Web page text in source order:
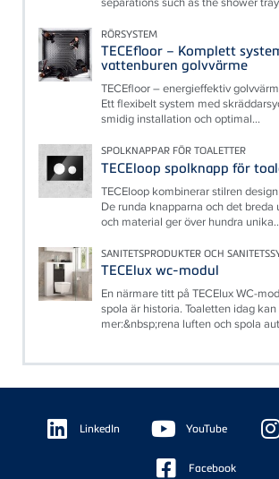
RÖRSYSTEM
TECEfloor – Komplett
vattenburen golvvärme
TECEfloor – energieffektiv
Ett flexibelt system med
smidig installation och optimal...
SPOLKNAPPAR FÖR TOALETTER
TECEloop spolknapp för
TECEloop kombinerar stilren
De runda knapparna och det breda
och material ger över hundra
SANITETSPRODUKTER OCH
TECElux wc-modul
En närmare titt på TECElux WC-
spola är historia. Toaletten idag
mer:&nbsp;rena luften och spola
Floating
Sidebar LinkedIn YouTube
Facebook